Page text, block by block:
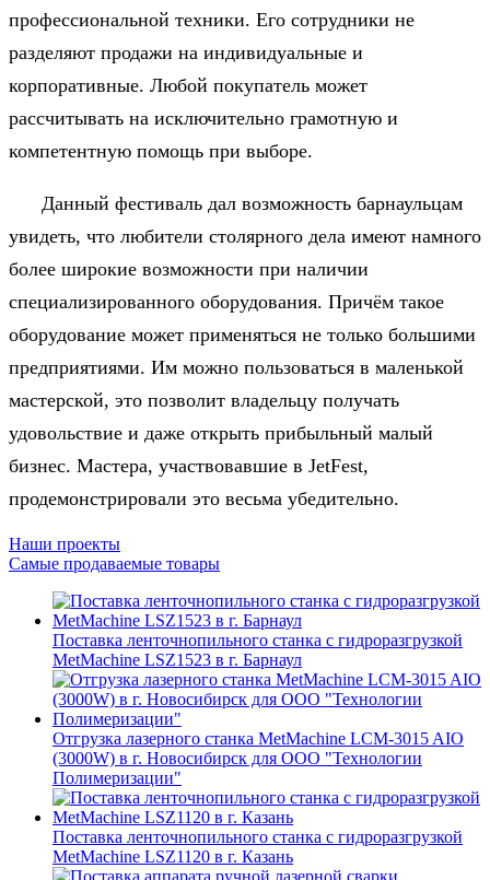
профессиональной техники. Его сотрудники не
разделяют продажи на индивидуальные и
корпоративные. Любой покупатель может
рассчитывать на исключительно грамотную и
компетентную помощь при выборе.
Данный фестиваль дал возможность барнаульцам
увидеть, что любители столярного дела имеют намного
более широкие возможности при наличии
специализированного оборудования. Причём такое
оборудование может применяться не только большими
предприятиями. Им можно пользоваться в маленькой
мастерской, это позволит владельцу получать
удовольствие и даже открыть прибыльный малый
бизнес. Мастера, участвовавшие в JetFest,
продемонстрировали это весьма убедительно.
Наши проекты
Самые продаваемые товары
Поставка ленточнопильного станка c гидроразгрузкой
MetMachine LSZ1523 в г. Барнаул
Отгрузка лазерного станка MetMachine LCM-3015 AIO
(3000W) в г. Новосибирск для ООО "Технологии
Полимеризации"
Поставка ленточнопильного станка c гидроразгрузкой
MetMachine LSZ1120 в г. Казань